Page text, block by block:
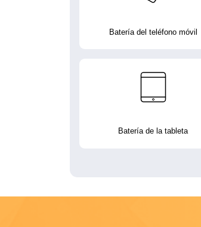
Batería del teléfono móvil
Batería de la tableta